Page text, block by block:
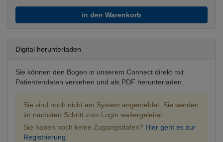
in den Warenkorb
Digital herunterladen
Sie können den Bogen in unserem Connect direkt mit
Patientendaten versehen und als PDF herunterladen.
Sie sind noch nicht am System angemeldet. Sie werden
im nächsten Schritt zum Login weitergeleitet.
Sie haben noch keine Zugangsdaten? Hier geht es zur
Registrierung.